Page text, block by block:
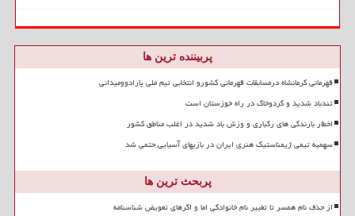
پربیننده ترین ها
قهرمانی کرمانشاه درمسابقات قهرمانی کشورو انتخابی تیم ملی پارادوومیدانی
تندباد شدید و گردوخاک در راه خوزستان است
اخطار بارندگی های رگباری و وزش باد شدید در اغلب مناطق کشور
سهمیه تیمی ژیمناستیک هنری ایران در بازیهای آسیایی حتمی شد
پربحث ترین ها
از حذف نام همسر تا تغییر نام خانوادگی اما و اگرهای تعویض شناسنامه